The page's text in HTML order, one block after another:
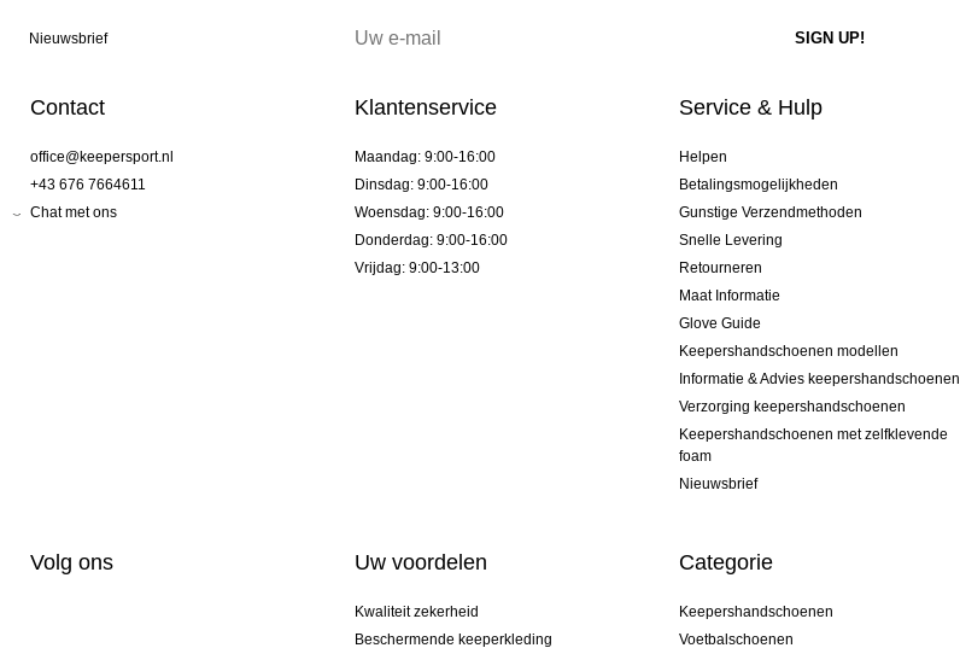
Nieuwsbrief
Contact
office@keepersport.nl
+43 676 7664611
Chat met ons
Klantenservice
Maandag: 9:00-16:00
Dinsdag: 9:00-16:00
Woensdag: 9:00-16:00
Donderdag: 9:00-16:00
Vrijdag: 9:00-13:00
Service & Hulp
Helpen
Betalingsmogelijkheden
Gunstige Verzendmethoden
Snelle Levering
Retourneren
Maat Informatie
Glove Guide
Keepershandschoenen modellen
Informatie & Advies keepershandschoenen
Verzorging keepershandschoenen
Keepershandschoenen met zelfklevende
foam
Nieuwsbrief
Volg ons Uw voordelen
Kwaliteit zekerheid
Beschermende keeperkleding
Categorie
Keepershandschoenen
Voetbalschoenen